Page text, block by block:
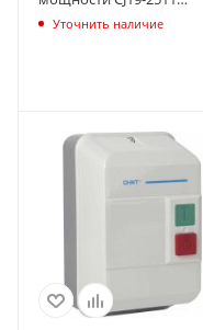
12кВАр 1НО+1НЗ 230В (R)
Уточнить наличие